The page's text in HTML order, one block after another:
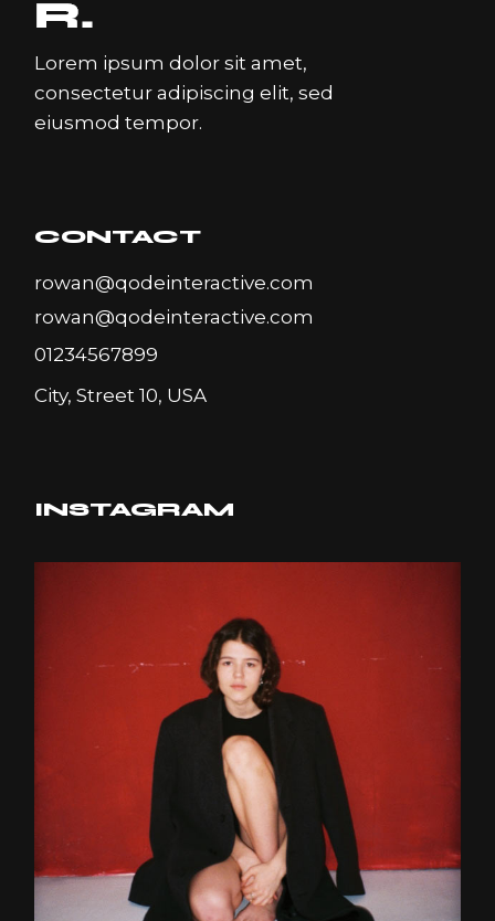
Lorem ipsum dolor sit amet,
consectetur adipiscing elit, sed
eiusmod tempor.
CONTACT
rowan@qodeinteractive.com
rowan@qodeinteractive.com
01234567899
City, Street 10, USA
INSTAGRAM